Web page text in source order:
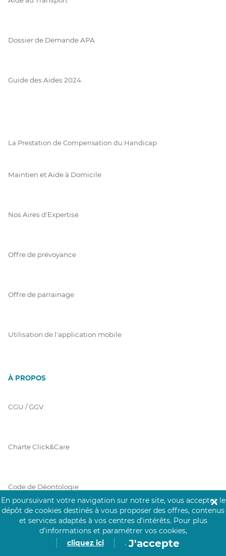
Dossier de Demande APA
Guide des Aides 2024
La Prestation de Compensation du Handicap
Maintien et Aide à Domicile
Nos Aires d'Expertise
Offre de prévoyance
Offre de parrainage
Utilisation de l'application mobile
À PROPOS
CGU / GGV
Charte Click&Care
Code de Déontologie
Mentions Légales
En poursuivant votre navigation sur notre site, vous acceptez le
dépôt de cookies destinés à vous proposer des offres, contenus
et services adaptés à vos centres d’intérêts. Pour plus
d’informations et paramétrer vos cookies,
cliquez ici
. J'accepte
✕